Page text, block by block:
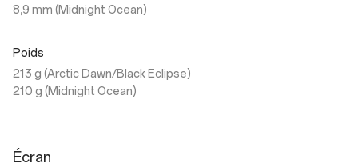
8,9 mm (Midnight Ocean)
Poids
213 g (Arctic Dawn/Black Eclipse)
210 g (Midnight Ocean)
Écran